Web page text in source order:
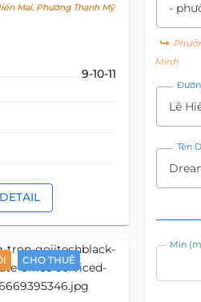
Mai, Phường Thạnh Mỹ
9-10-11
CHO THUÊ
-
Minh
Lê
Tên
Min